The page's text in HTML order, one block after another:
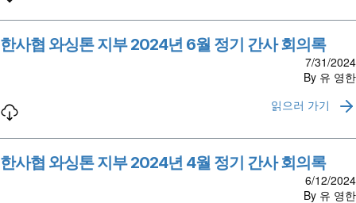
한사협 와싱톤 지부 2024년 6월 정기 간사 회의록
7/31/2024
By 유 영한
읽으러 가기
한사협 와싱톤 지부 2024년 4월 정기 간사 회의록
6/12/2024
By 유 영한